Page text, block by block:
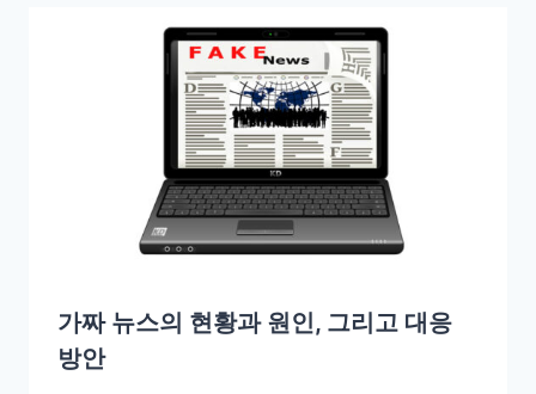
가짜 뉴스의 현황과 원인, 그리고 대응
방안